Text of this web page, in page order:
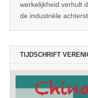
werkelijkheid verhult
de industriële
TIJDSCHRIFT